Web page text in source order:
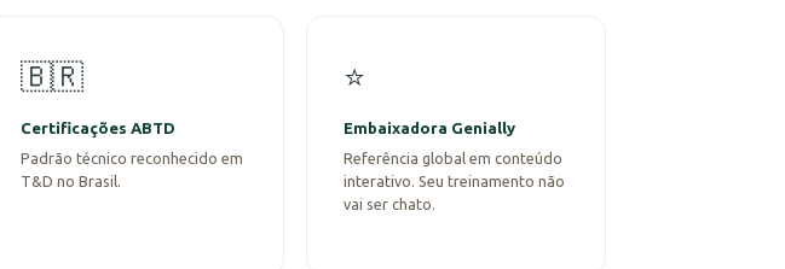
🇧🇷
Certificações ABTD
Padrão técnico reconhecido em
T&D no Brasil.
⭐
Embaixadora Genially
Referência global em conteúdo
interativo. Seu treinamento não
vai ser chato.